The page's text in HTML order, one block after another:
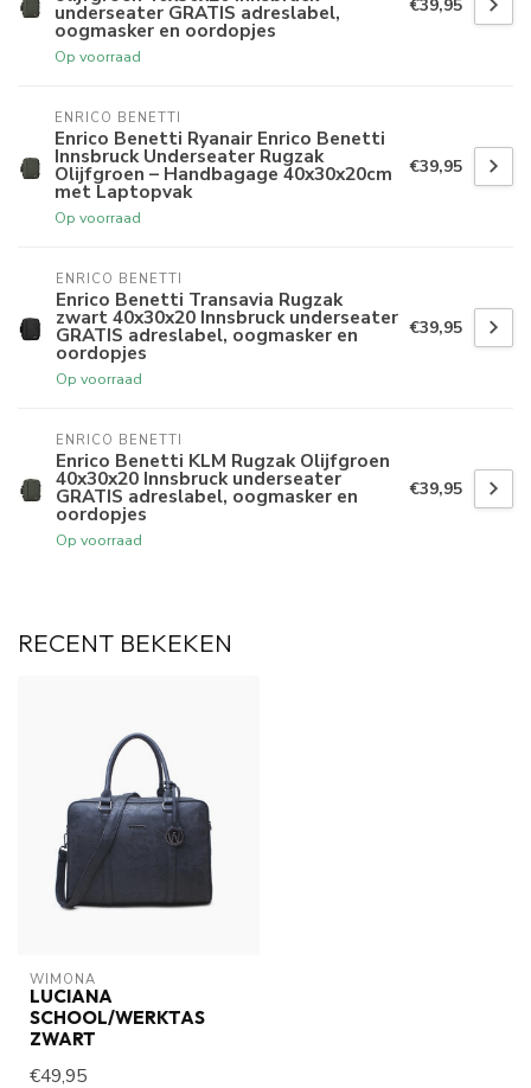
underseater GRATIS adreslabel,
oogmasker en oordopjes
Op voorraad
€39,95
ENRICO BENETTI
Enrico Benetti Ryanair Enrico Benetti
Innsbruck Underseater Rugzak
Olijfgroen – Handbagage 40x30x20cm
met Laptopvak
Op voorraad
€39,95
ENRICO BENETTI
Enrico Benetti Transavia Rugzak
zwart 40x30x20 Innsbruck underseater
GRATIS adreslabel, oogmasker en
oordopjes
Op voorraad
€39,95
ENRICO BENETTI
Enrico Benetti KLM Rugzak Olijfgroen
40x30x20 Innsbruck underseater
GRATIS adreslabel, oogmasker en
oordopjes
Op voorraad
€39,95
RECENT BEKEKEN
WIMONA
LUCIANA
SCHOOL/WERKTAS
ZWART
€49,95